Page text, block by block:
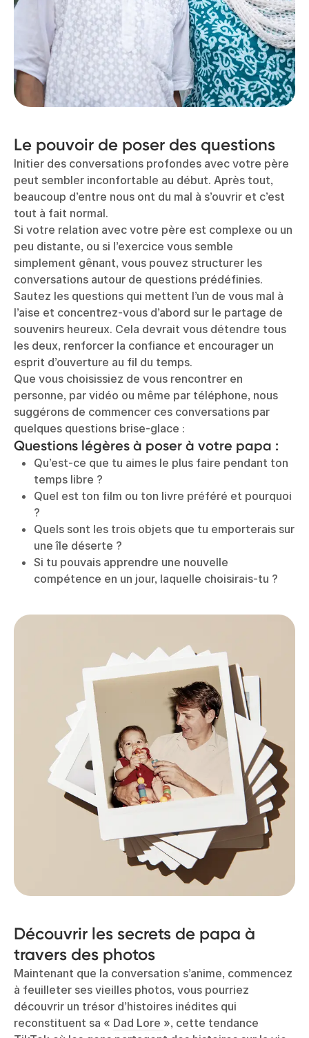
Le pouvoir de poser des questions
Initier des conversations profondes avec votre père
peut sembler inconfortable au début. Après tout,
beaucoup d’entre nous ont du mal à s’ouvrir et c’est
tout à fait normal.
Si votre relation avec votre père est complexe ou un
peu distante, ou si l’exercice vous semble
simplement gênant, vous pouvez structurer les
conversations autour de questions prédéfinies.
Sautez les questions qui mettent l’un de vous mal à
l’aise et concentrez-vous d’abord sur le partage de
souvenirs heureux. Cela devrait vous détendre tous
les deux, renforcer la confiance et encourager un
esprit d’ouverture au fil du temps.
Que vous choisissiez de vous rencontrer en
personne, par vidéo ou même par téléphone, nous
suggérons de commencer ces conversations par
quelques questions brise-glace :
Questions légères à poser à votre papa :
Qu’est-ce que tu aimes le plus faire pendant ton
temps libre ?
Quel est ton film ou ton livre préféré et pourquoi
?
Quels sont les trois objets que tu emporterais sur
une île déserte ?
Si tu pouvais apprendre une nouvelle
compétence en un jour, laquelle choisirais-tu ?
Découvrir les secrets de papa à
travers des photos
Maintenant que la conversation s’anime, commencez
à feuilleter ses vieilles photos, vous pourriez
découvrir un trésor d’histoires inédites qui
reconstituent sa « Dad Lore », cette tendance